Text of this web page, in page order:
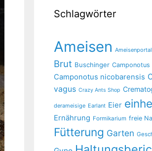
Schlagwörter
Ameisen Ameisenportal
Brut Buschinger Camponotus
Camponotus nicobarensis
vagus Crazy Ants Shop
derameisige Earlant Eier
Ernährung Formikarium freie
Fütterung Garten